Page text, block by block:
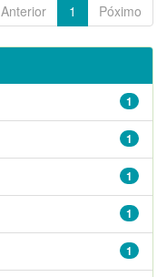
Anterior 1 Póximo
1
1
1
1
1